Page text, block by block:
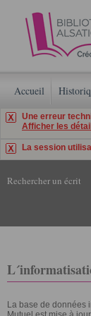
Accueil
Une erreur
Afficher les
La session
Rechercher un écrit
La base de données